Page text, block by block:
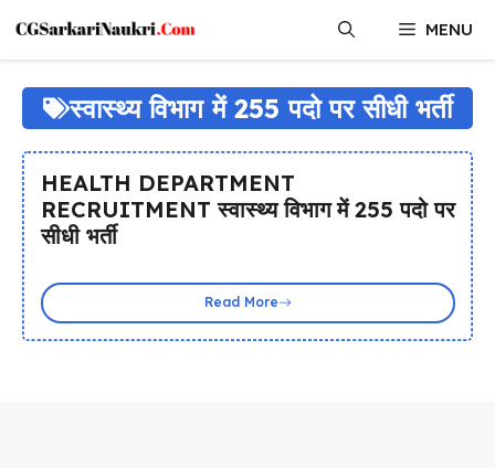
content
MENU
स्वास्थ्य विभाग में 255 पदो पर सीधी भर्ती
HEALTH DEPARTMENT
RECRUITMENT स्वास्थ्य विभाग में 255 पदो पर
सीधी भर्ती
Read More